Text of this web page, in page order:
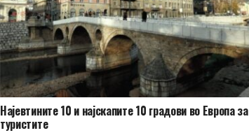
Најевтините 10 и најскапите 10 градови во Европа за
туристите